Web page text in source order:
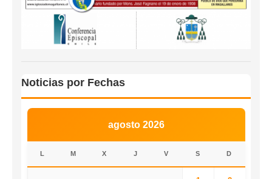
Noticias por Fechas
agosto 2026
L M X J V S D